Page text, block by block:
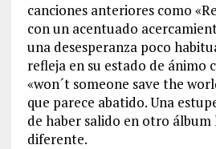
canciones anteriores como
con un acentuado
una desesperanza poco
refleja en su estado de ánimo
«won´t someone save the
que parece abatido. Una
de haber salido en otro
diferente.